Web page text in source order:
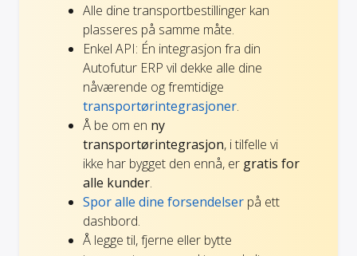
Alle dine transportbestillinger kan
plasseres på samme måte.
Enkel API: Én integrasjon fra din
Autofutur ERP vil dekke alle dine
nåværende og fremtidige
transportørintegrasjoner.
Å be om en ny
transportørintegrasjon, i tilfelle vi
ikke har bygget den ennå, er gratis for
alle kunder.
Spor alle dine forsendelser på ett
dashbord.
Å legge til, fjerne eller bytte